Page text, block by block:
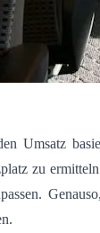
Umsatz
zu